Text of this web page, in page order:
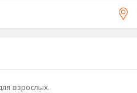
последняя реновация
Island открыт в 2019 году,
взрослых.